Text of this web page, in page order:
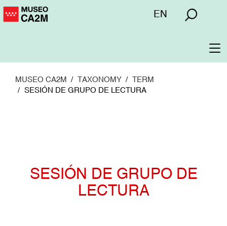
Pasar
Menú
EN
MUSEO CA2M TAXONOMY
TERM
SESIÓN DE GRUPO DE LECTURA
SESIÓN DE GRUPO DE
LECTURA